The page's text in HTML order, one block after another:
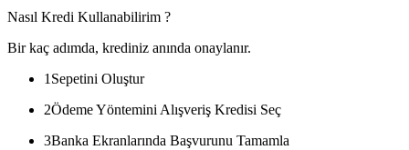
Nasıl Kredi Kullanabilirim ?
Bir kaç adımda, krediniz anında onaylanır.
1 Sepetini Oluştur
2Ödeme Yöntemini Alışveriş Kredisi Seç
3Banka Ekranlarında Başvurunu Tamamla